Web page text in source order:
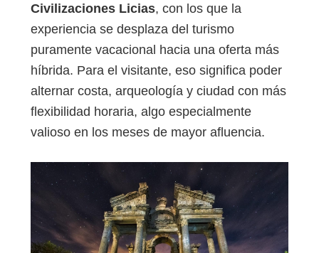
Civilizaciones Licias, con los que la
experiencia se desplaza del turismo
puramente vacacional hacia una oferta más
híbrida. Para el visitante, eso significa poder
alternar costa, arqueología y ciudad con más
flexibilidad horaria, algo especialmente
valioso en los meses de mayor afluencia.